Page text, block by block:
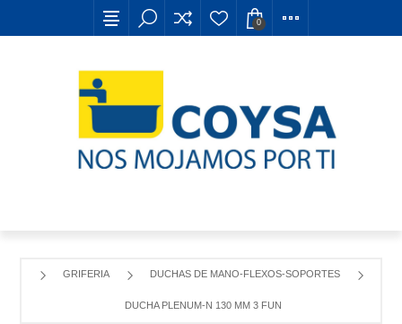
0
GRIFERIA DUCHAS DE MANO-FLEXOS-SOPORTES
DUCHA PLENUM-N 130 MM 3 FUNCIONES NEGRO MATE